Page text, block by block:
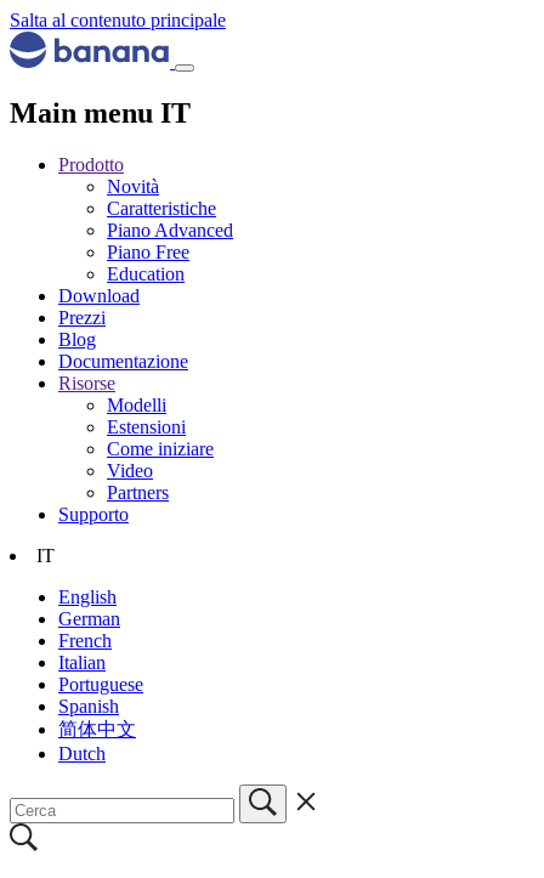
Salta al contenuto principale
Main menu IT
Prodotto
Novità
Caratteristiche
Piano Advanced
Piano Free
Education
Download
Prezzi
Blog
Documentazione
Risorse
Modelli
Estensioni
Come iniziare
Video
Partners
Supporto
IT
English
German
French
Italian
Portuguese
Spanish
简体中文
Dutch